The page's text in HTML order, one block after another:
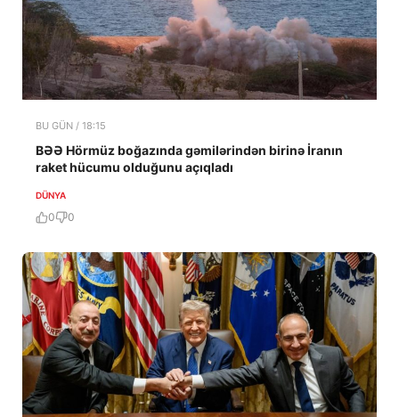
BU GÜN / 18:15
BƏƏ Hörmüz boğazında gəmilərindən birinə İranın
raket hücumu olduğunu açıqladı
DÜNYA
0 0